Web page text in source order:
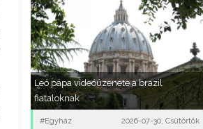
Leó pápa videóüzenete a brazil
fiataloknak
#Egyház 2026-07-30, Csütörtök